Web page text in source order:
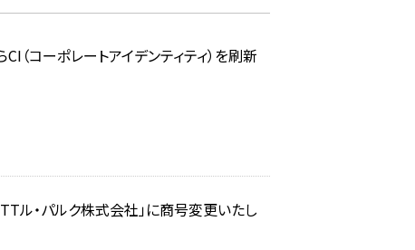
（コーポレートアイデンティティ）を刷新
ル・パルク株式会社」に商号変更いたし